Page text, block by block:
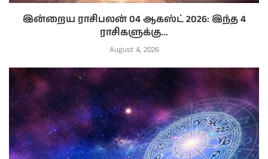
இன்றைய ராசிபலன் 04 ஆகஸ்ட் 2026: இந்த 4
ராசிகளுக்கு...
August 4, 2026